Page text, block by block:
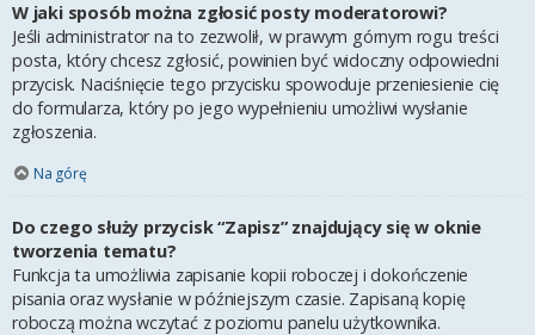
W jaki sposób można zgłosić posty moderatorowi?
Jeśli administrator na to zezwolił, w prawym górnym rogu treści
posta, który chcesz zgłosić, powinien być widoczny odpowiedni
przycisk. Naciśnięcie tego przycisku spowoduje przeniesienie cię
do formularza, który po jego wypełnieniu umożliwi wysłanie
zgłoszenia.
Na górę
Do czego służy przycisk “Zapisz” znajdujący się w oknie
tworzenia tematu?
Funkcja ta umożliwia zapisanie kopii roboczej i dokończenie
pisania oraz wysłanie w późniejszym czasie. Zapisaną kopię
roboczą można wczytać z poziomu panelu użytkownika.